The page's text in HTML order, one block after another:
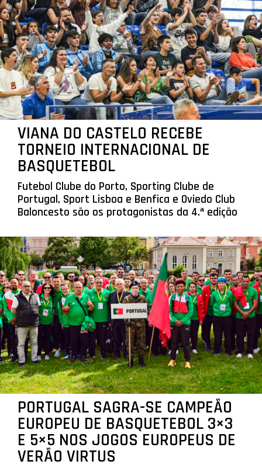
VIANA DO CASTELO RECEBE
TORNEIO INTERNACIONAL DE
BASQUETEBOL
Futebol Clube do Porto, Sporting Clube de
Portugal, Sport Lisboa e Benfica e Oviedo Club
Baloncesto são os protagonistas da 4.ª edição
PORTUGAL SAGRA-SE CAMPEÃO
EUROPEU DE BASQUETEBOL 3×3
E 5×5 NOS JOGOS EUROPEUS DE
VERÃO VIRTUS